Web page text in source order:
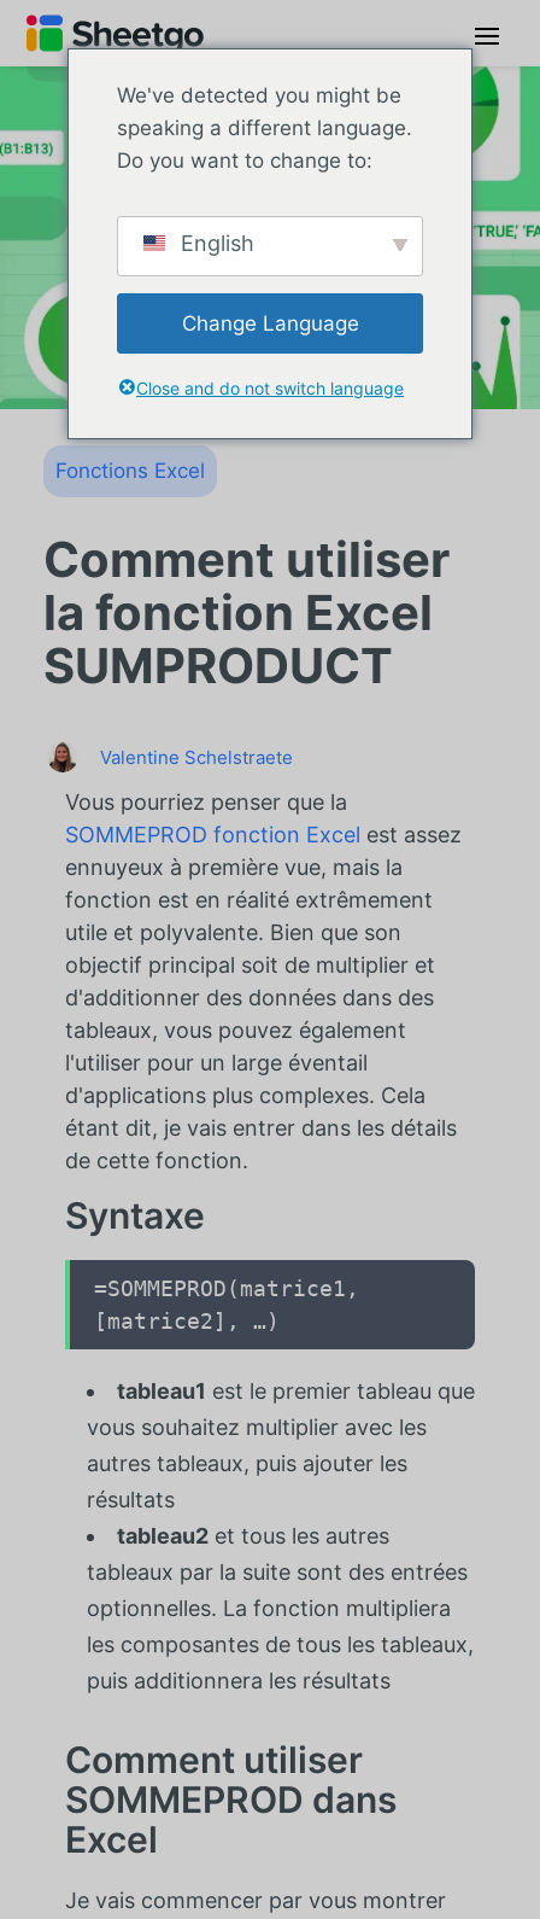
Fonctions Excel
Comment utiliser
la fonction Excel
SUMPRODUCT
Valentine Schelstraete
Vous pourriez penser que la
SOMMEPROD fonction Excel est assez
ennuyeux à première vue, mais la
fonction est en réalité extrêmement
utile et polyvalente. Bien que son
objectif principal soit de multiplier et
d'additionner des données dans des
tableaux, vous pouvez également
l'utiliser pour un large éventail
d'applications plus complexes. Cela
étant dit, je vais entrer dans les détails
de cette fonction.
Syntaxe
=SOMMEPROD(matrice1,
[matrice2], …)
tableau1 est le premier tableau que
vous souhaitez multiplier avec les
autres tableaux, puis ajouter les
résultats
tableau2et tous les autres
tableaux par la suite sont des entrées
optionnelles. La fonction multipliera
les composantes de tous les tableaux,
puis additionnera les résultats
Comment utiliser
SOMMEPROD dans
Excel
Je vais commencer par vous montrer
We've detected you might be
speaking a different language.
Do you want to change to:
English
Change Language
Close and do not switch language